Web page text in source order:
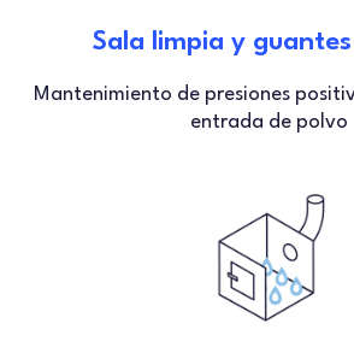
Sala limpia y
Mantenimiento de presiones
entrada de polvo